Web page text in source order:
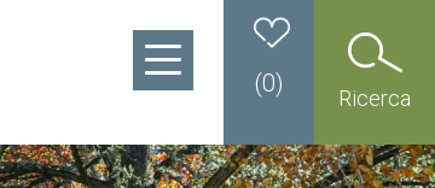
Ricerca
(0)